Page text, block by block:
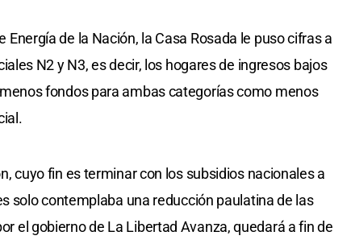
de la Nación, la Casa Rosada le puso cifras a
N2 y N3, es decir, los hogares de ingresos bajos
fondos para ambas categorías como menos
cuyo fin es terminar con los subsidios nacionales a
solo contemplaba una reducción paulatina de las
el gobierno de La Libertad Avanza, quedará a fin de